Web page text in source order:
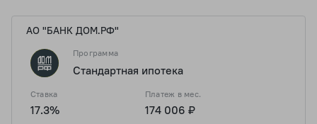
АО "БАНК ДОМ.РФ"
Программа
Стандартная ипотека
Ставка
17.3%
Платеж в мес.
174 006 ₽